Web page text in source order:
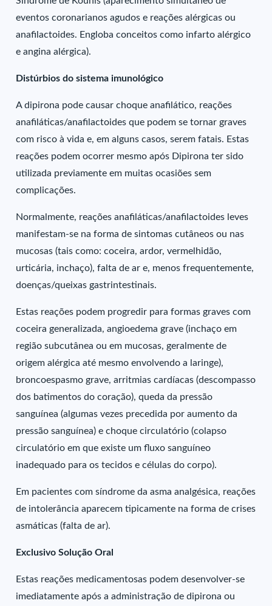
eventos coronarianos agudos e reações alérgicas ou
anafilactoides. Engloba conceitos como infarto alérgico
e angina alérgica).
Distúrbios do sistema imunológico
A dipirona pode causar choque anafilático, reações
anafiláticas/anafilactoides que podem se tornar graves
com risco à vida e, em alguns casos, serem fatais. Estas
reações podem ocorrer mesmo após Dipirona ter sido
utilizada previamente em muitas ocasiões sem
complicações.
Normalmente, reações anafiláticas/anafilactoides leves
manifestam-se na forma de sintomas cutâneos ou nas
mucosas (tais como: coceira, ardor, vermelhidão,
urticária, inchaço), falta de ar e, menos frequentemente,
doenças/queixas gastrintestinais.
Estas reações podem progredir para formas graves com
coceira generalizada, angioedema grave (inchaço em
região subcutânea ou em mucosas, geralmente de
origem alérgica até mesmo envolvendo a laringe),
broncoespasmo grave, arritmias cardíacas (descompasso
dos batimentos do coração), queda da pressão
sanguínea (algumas vezes precedida por aumento da
pressão sanguínea) e choque circulatório (colapso
circulatório em que existe um fluxo sanguíneo
inadequado para os tecidos e células do corpo).
Em pacientes com síndrome da asma analgésica, reações
de intolerância aparecem tipicamente na forma de crises
asmáticas (falta de ar).
Exclusivo Solução Oral
Estas reações medicamentosas podem desenvolver-se
imediatamente após a administração de dipirona ou